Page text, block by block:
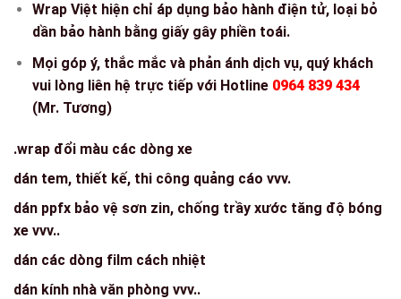
Wrap Việt hiện chỉ áp dụng bảo hành điện tử, loại bỏ
dần bảo hành bằng giấy gây phiền toái.
Mọi góp ý, thắc mắc và phản ánh dịch vụ, quý khách
vui lòng liên hệ trực tiếp với Hotline 0964 839 434
(Mr. Tương)
.wrap đổi màu các dòng xe
dán tem, thiết kế, thi công quảng cáo vvv.
dán ppfx bảo vệ sơn zin, chống trầy xước tăng độ bóng
xe vvv..
dán các dòng film cách nhiệt
dán kính nhà văn phòng vvv..